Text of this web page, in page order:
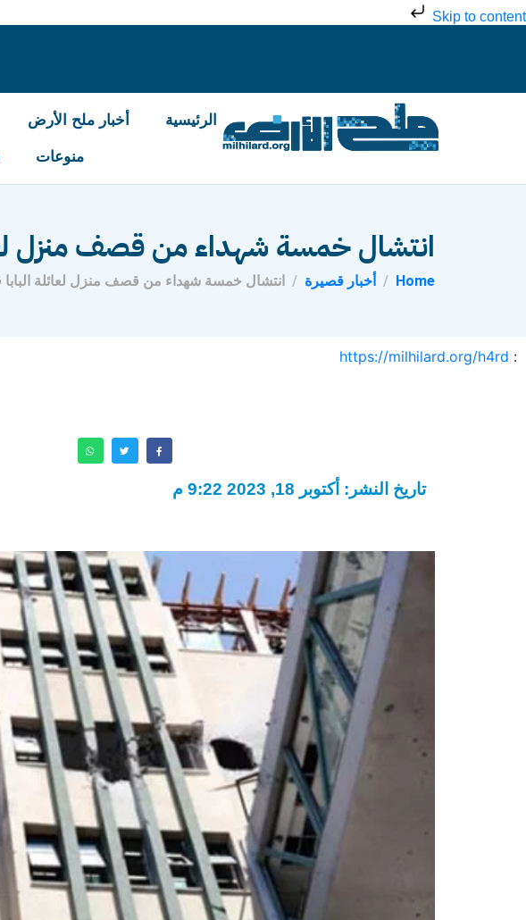
Skip to content
الرئيسية أخبار ملح الأرض
منوعات
انتشال خمسة شهداء من قصف منزل
Home أخبار قصيرة انتشال خمسة شهداء من قصف منزل لعائلة البابا
:
https://milhilard.org/h4rd
تاريخ النشر: أكتوبر 18, 2023 9:22 م